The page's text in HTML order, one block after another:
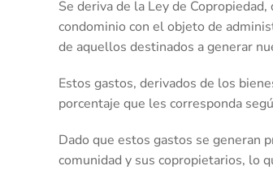
Se deriva de la Ley de
condominio con el objeto de
de aquellos destinados a generar
Estos gastos, derivados de los
porcentaje que les corresponda
Dado que estos gastos se generan
comunidad y sus copropietarios, lo